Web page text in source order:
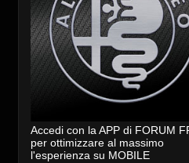
Accedi con la APP di FORUM
per ottimizzare al massimo
l'esperienza su MOBILE